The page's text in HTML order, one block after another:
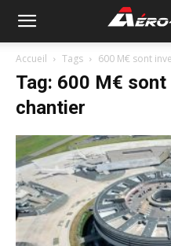
Accueil Tags 600 M€ sont
Tag: 600 M€
chantier